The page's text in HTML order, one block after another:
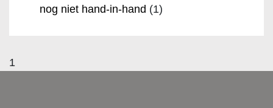
nog niet hand-in-hand (1)
1